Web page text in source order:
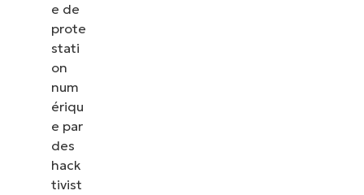
e de
prote
stati
on
num
ériqu
e par
des
hack
tivist